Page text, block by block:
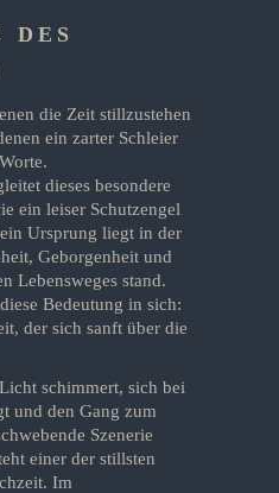
DES
die Zeit stillzustehen
ein zarter Schleier
dieses besondere
ein leiser Schutzengel
Ursprung liegt in der
Geborgenheit und
Lebensweges stand.
Bedeutung in sich:
der sich sanft über die
schimmert, sich bei
und den Gang zum
Szenerie
einer der stillsten
Im